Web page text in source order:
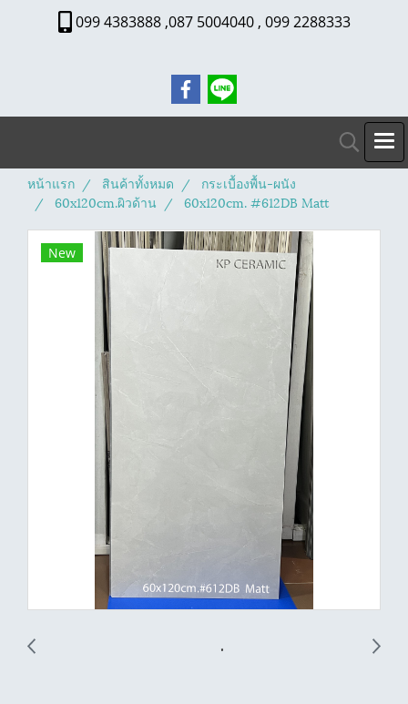
099 4383888 ,087 5004040 , 099 2288333
หน้าแรก สินค้าทั้งหมด
กระเบื้องพื้น-ผนัง
60x120cm.ผิวด้าน
60x120cm. #612DB Matt
New